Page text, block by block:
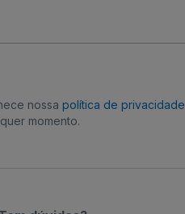
nossa política de privacidade
momento.